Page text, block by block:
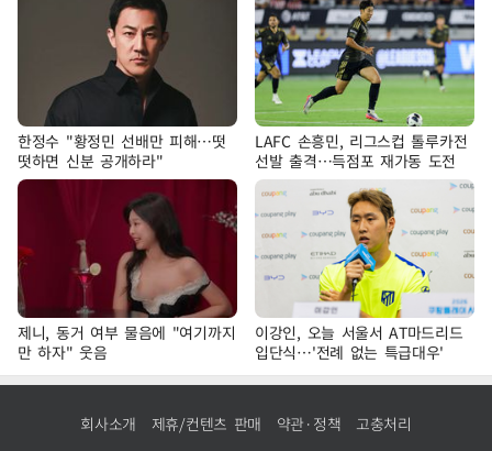
한정수 "황정민 선배만 피해…떳
떳하면 신분 공개하라"
LAFC 손흥민, 리그스컵 톨루카전
선발 출격…득점포 재가동 도전
제니, 동거 여부 물음에 "여기까지
만 하자" 웃음
이강인, 오늘 서울서 AT마드리드
입단식…'전례 없는 특급대우'
회사소개 제휴/컨텐츠 판매 약관·정책 고충처리